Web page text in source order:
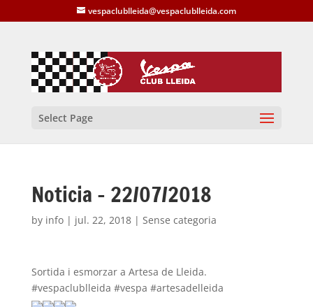
vespaclublleida@vespaclublleida.com
Select Page
Noticia – 22/07/2018
by info| jul. 22, 2018| Sense categoria
Sortida i esmorzar a Artesa de Lleida.
#vespaclublleida #vespa #artesadelleida